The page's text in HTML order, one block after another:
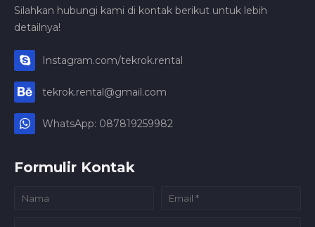
Silahkan hubungi kami di kontak berikut untuk lebih
detailnya!
Instagram.com/tekrok.rental
tekrok.rental@gmail.com
WhatsApp: 087819259982
Formulir Kontak